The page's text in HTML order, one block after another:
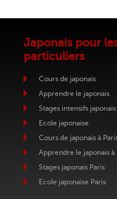
Japonais pour
particuliers
Cours de japonais
Apprendre le japonais
Stages intensifs japonais
Ecole japonaise
Cours de japonais à
Apprendre le japonais à
Stages japonais Paris
Ecole japonaise Paris